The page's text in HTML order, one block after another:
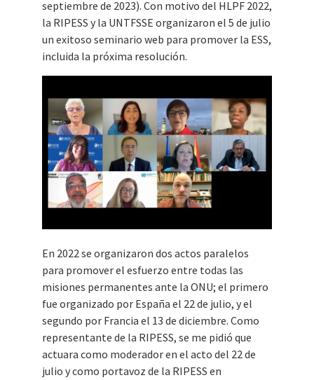
septiembre de 2023). Con motivo del HLPF 2022,
la RIPESS y la UNTFSSE organizaron el 5 de julio
un exitoso seminario web para promover la ESS,
incluida la próxima resolución.
En 2022 se organizaron dos actos paralelos
para promover el esfuerzo entre todas las
misiones permanentes ante la ONU; el primero
fue organizado por España el 22 de julio, y el
segundo por Francia el 13 de diciembre. Como
representante de la RIPESS, se me pidió que
actuara como moderador en el acto del 22 de
julio y como portavoz de la RIPESS en